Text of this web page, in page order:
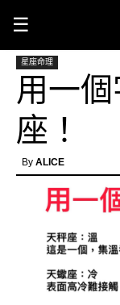
☰
星座命理
用一
座！
By ALICE